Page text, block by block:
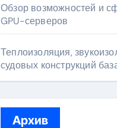
Обзор возможностей и
GPU-серверов
Теплоизоляция,
судовых конструкций
Архив